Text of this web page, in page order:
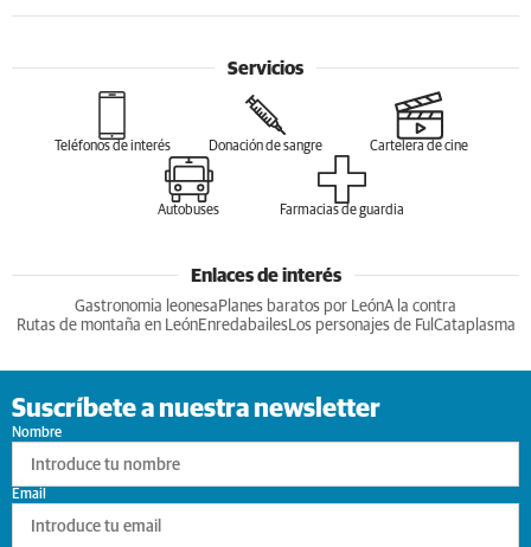
Servicios
Teléfonos de interés Donación de sangre Cartelera de cine
Autobuses Farmacias de guardia
Enlaces de interés
Gastronomia leonesa Planes baratos por LeónA la contra
Rutas de montaña en LeónEnredabailesLos personajes de Ful Cataplasma
Suscríbete a nuestra newsletter
Nombre
Email